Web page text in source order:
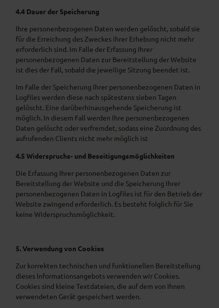
4.4 Dauer der Speicherung
Ihre personenbezogenen Daten werden gelöscht, sobald sie
für die Erreichung des Zweckes ihrer Erhebung nicht mehr
erforderlich sind. Im Falle der Erfassung Ihrer
personenbezogenen Daten zur Bereitstellung der Website
ist dies der Fall, sobald die jeweilige Sitzung beendet ist.
Im Falle der Speicherung Ihrer personenbezogenen Daten in
Logfiles werden diese nach spätestens sieben Tagen
gelöscht. Eine darüberhinausgehende Speicherung ist
möglich. In diesem Fall werden Ihre personenbezogenen
Daten gelöscht oder verfremdet, sodass eine Zuordnung des
aufrufenden Clients nicht mehr möglich ist
4.5 Widerspruchs- und Beseitigungsmöglichkeiten
Die Erfassung Ihrer personenbezogenen Daten zur
Bereitstellung der Website und die Speicherung Ihrer
personenbezogenen Daten in Logfiles ist für den Betrieb der
Website zwingend erforderlich. Es besteht folglich für Sie
keine Widerspruchsmöglichkeit.
5. Verwendung von Cookies
Zur korrekten technischen und funktionellen Bereitstellung
dieses Informationsangebots verwenden wir Cookies.
Cookies sind kleine Textdateien, die auf dem von Ihnen
verwendeten Gerät gespeichert werden.